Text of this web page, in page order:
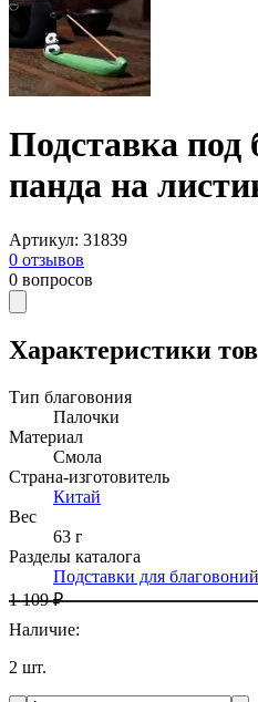
Подставка под
панда на
Артикул: 31839
0 отзывов
0 вопросов
Характеристики
Тип благовония
Палочки
Материал
Смола
Страна-изготовитель
Китай
Вес
63 г
Разделы каталога
Подставки для
1 109 ₽
Наличие:
2 шт.